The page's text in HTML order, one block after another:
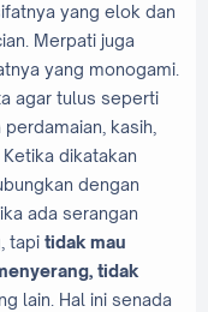
yang elok dan
Merpati juga
yang monogami.
agar tulus seperti
kasih,
dikatakan
dengan
ada serangan
tapi tidak mau
tidak
lain. Hal ini senada